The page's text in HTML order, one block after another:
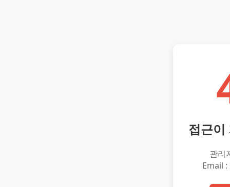
접근이
관리
Email